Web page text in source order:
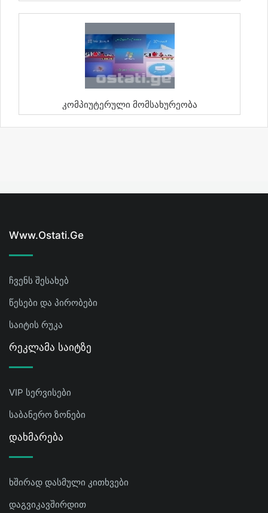
Კომპიუტერული Მომსახურეობა
Www.ostati.ge
ჩვენს შესახებ
წესები და პირობები
საიტის რუკა
Რეკლამა Საიტზე
VIP სერვისები
საბანერო ზონები
Დახმარება
ხშირად დასმული კითხვები
დაგვიკავშირდით